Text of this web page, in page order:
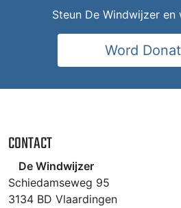
Steun De Windwijzer
Word
CONTACT
De Windwijzer
Schiedamseweg 95
3134 BD Vlaardingen